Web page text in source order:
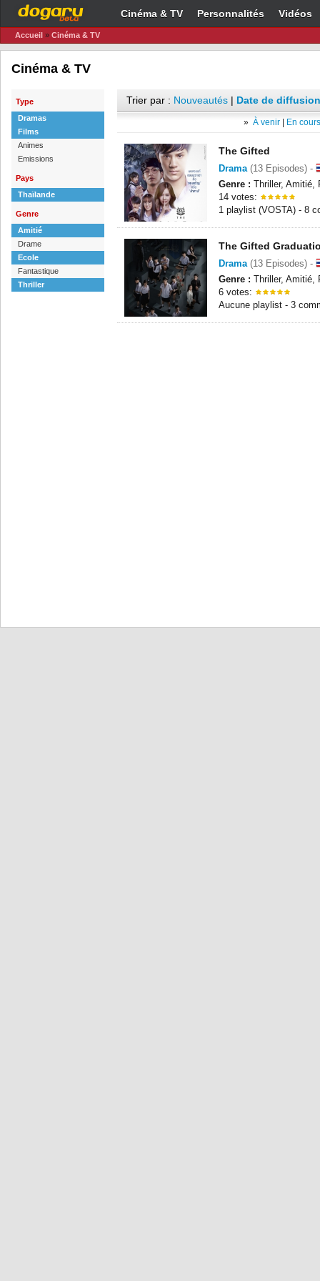
Cinéma & TV Personnalités Vidéos
Accueil » Cinéma & TV
Cinéma & TV
Type
Dramas
Films
Animes
Emissions
Pays
Thaïlande
Genre
Amitié
Drame
Ecole
Fantastique
Thriller
Trier par : Nouveautés | Date de
» À venir En
The Gifted
Drama(13 Episodes) -
Genre : Thriller, Amitié,
14 votes:
1 playlist (VOSTA) - 8
The Gifted
Drama(13 Episodes) -
Genre : Thriller, Amitié,
6 votes:
Aucune playlist - 3